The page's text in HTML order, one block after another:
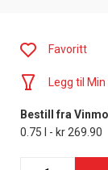
Favoritt
Legg til
Bestill fra
0.75 l - kr 269.90